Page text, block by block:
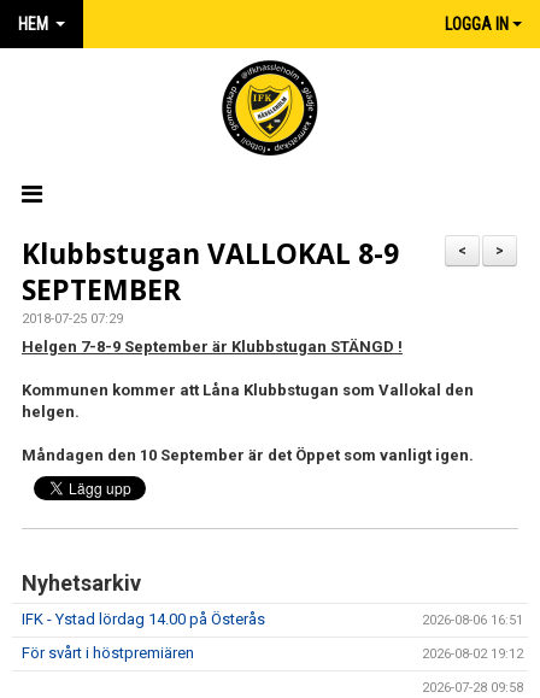
HEM LOGGA IN
HEM
NYHETER
MATCHER
KALENDER
IFK:AREN
KLUBBSHOP INTERSPORT
IFK TIPSET 2026
>
<
Klubbstugan VALLOKAL 8-9
SEPTEMBER
2018-07-25 07:29
Helgen 7-8-9 September är Klubbstugan STÄNGD !
Kommunen kommer att Låna Klubbstugan som Vallokal den
helgen.
Måndagen den 10 September är det Öppet som vanligt igen.
Nyhetsarkiv
IFK - Ystad lördag 14.00 på Österås 2026-08-06 16:51
För svårt i höstpremiären 2026-08-02 19:12
2026-07-28 09:58